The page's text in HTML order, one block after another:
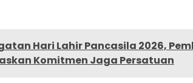
Hari Lahir Pancasila 2026,
Komitmen Jaga Persatuan